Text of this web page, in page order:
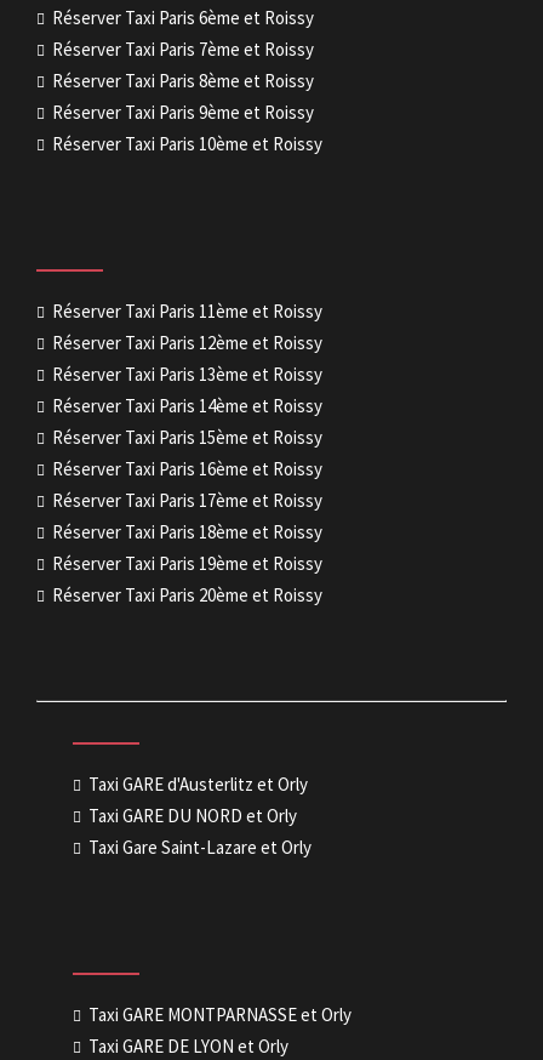
Réserver Taxi Paris 6ème et Roissy
Réserver Taxi Paris 7ème et Roissy
Réserver Taxi Paris 8ème et Roissy
Réserver Taxi Paris 9ème et Roissy
Réserver Taxi Paris 10ème et Roissy
Réserver Taxi Paris 11ème et Roissy
Réserver Taxi Paris 12ème et Roissy
Réserver Taxi Paris 13ème et Roissy
Réserver Taxi Paris 14ème et Roissy
Réserver Taxi Paris 15ème et Roissy
Réserver Taxi Paris 16ème et Roissy
Réserver Taxi Paris 17ème et Roissy
Réserver Taxi Paris 18ème et Roissy
Réserver Taxi Paris 19ème et Roissy
Réserver Taxi Paris 20ème et Roissy
Taxi GARE d'Austerlitz et Orly
Taxi GARE DU NORD et Orly
Taxi Gare Saint-Lazare et Orly
Taxi GARE MONTPARNASSE et Orly
Taxi GARE DE LYON et Orly